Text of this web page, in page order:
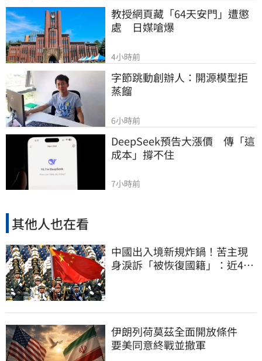
教授網頁藏「64天安門」遭懲
處　日媒嗆爆
4小時前
字節跳動創辦人：開源模型拒
蒸餾
6小時前
DeepSeek預告大漲價　傳「這
成本」撐不住
7小時前
其他人也在看
中國出入境新規炸鍋！苦主現
身淚訴「被恢復國籍」：近4億
伊朗列荷莫茲全面開放條件
要美同意終戰並撤軍